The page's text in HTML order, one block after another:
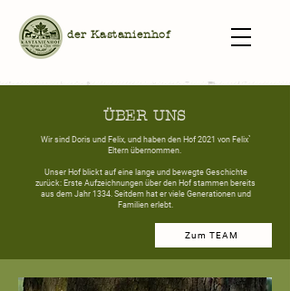
der Kastanienhof
ÜBER UNS
Wir sind Doris und Felix, und haben den Hof 2021 von Felix`
Eltern übernommen.
Unser Hof blickt auf eine lange und bewegte Geschichte
zurück: Erste Aufzeichnungen über den Hof stammen bereits
aus dem Jahr 1334. Seitdem hat er viele Generationen und
Familien erlebt.
Zum TEAM